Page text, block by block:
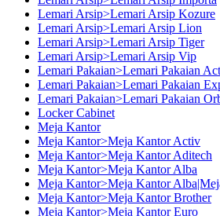
Lemari Arsip>Lemari Arsip Kozure
Lemari Arsip>Lemari Arsip Lion
Lemari Arsip>Lemari Arsip Tiger
Lemari Arsip>Lemari Arsip Vip
Lemari Pakaian>Lemari Pakaian
Lemari Pakaian>Lemari Pakaian
Lemari Pakaian>Lemari Pakaian
Locker Cabinet
Meja Kantor
Meja Kantor>Meja Kantor Activ
Meja Kantor>Meja Kantor Aditech
Meja Kantor>Meja Kantor Alba
Meja Kantor>Meja Kantor
Meja Kantor>Meja Kantor Brother
Meja Kantor>Meja Kantor Euro